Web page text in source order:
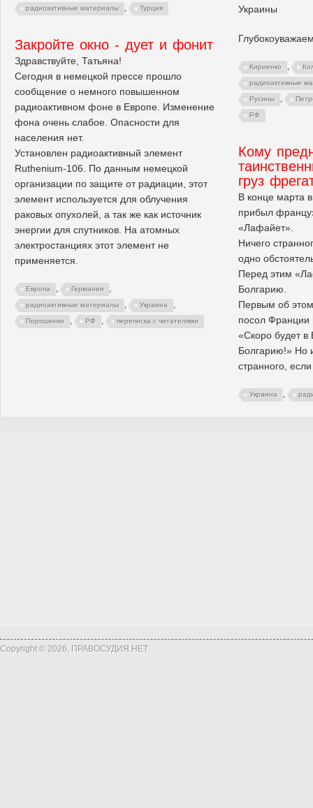
радиоактивные материалы , Турция
Украины
Кириенко ,
радиоактивные
Русины ,
РФ
Закройте окно - дует и фонит
Здравствуйте, Татьяна!
Сегодня в немецкой прессе прошло
сообщение о немного повышенном
радиоактивном фоне в Европе. Изменение
фона очень слабое. Опасности для
населения нет.
Установлен радиоактивный элемент
Ruthenium-106. По данным немецкой
организации по защите от радиации, этот
элемент используется для облучения
раковых опухолей, а так же как источник
энергии для спутников. На атомных
электростанциях этот элемент не
применяется.
Европа , Германия ,
радиоактивные материалы , Украина ,
Порошенко , РФ , переписка с читателями
Кому
груз
В конце марта
прибыл
«Лафайет».
Ничего
одно
Перед этим
Болгарию.
Первым об
посол Франции
«Скоро будет в
Болгарию!» Но
странного,
Украина ,
Copyright © 2026, ПРАВОСУДИЯ.НЕТ